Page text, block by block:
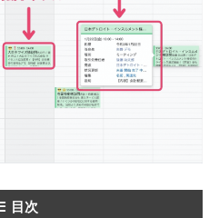
目次